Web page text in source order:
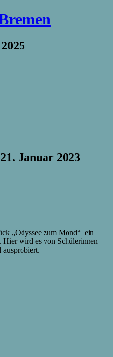
21. Januar 2023
„Odyssee zum Mond“ ein
Hier wird es von Schülerinnen
ausprobiert.